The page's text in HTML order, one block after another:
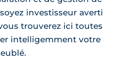
investisseur averti
trouverez ici toutes
intelligemment votre